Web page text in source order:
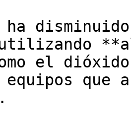
el
equipos que